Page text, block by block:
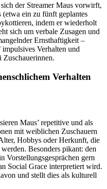
der Streamer Maus vorwirft,
(etwa ein zu fünft geplantes
indem er wiederholt
sich um verbale Zusagen und
Ernsthaftigkeit –
impulsives Verhalten und
Zuschauerinnen.
Verhalten
Maus’ repetitive und als
mit weiblichen Zuschauern
Hobbys oder Herkunft, die
Besonders pikant: den
Vorstellungsgesprächen gern
Social Grace interpretiert wird.
und stellt dies als kulturell